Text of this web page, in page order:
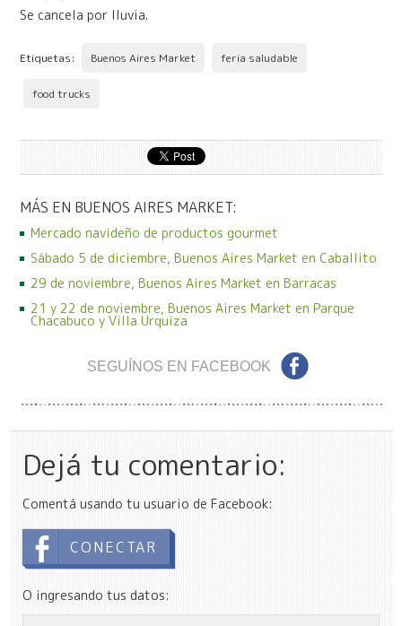
Se cancela por lluvia.
Etiquetas: Buenos Aires Market feria saludable
food trucks
MÁS EN BUENOS AIRES MARKET:
Mercado navideño de productos gourmet
Sábado 5 de diciembre, Buenos Aires Market en Caballito
29 de noviembre, Buenos Aires Market en Barracas
21 y 22 de noviembre, Buenos Aires Market en Parque
Chacabuco y Villa Urquiza
SEGUÍNOS EN FACEBOOK
Dejá tu comentario:
Comentá usando tu usuario de Facebook:
CONECTAR
O ingresando tus datos: